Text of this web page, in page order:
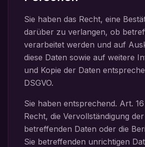
Sie haben das Recht, eine
darüber zu verlangen, ob
verarbeitet werden und auf
diese Daten sowie auf weitere
und Kopie der Daten
DSGVO.
Sie haben entsprechend. Art. 16
Recht, die Vervollständigung der
betreffenden Daten oder die
Sie betreffenden unrichtigen